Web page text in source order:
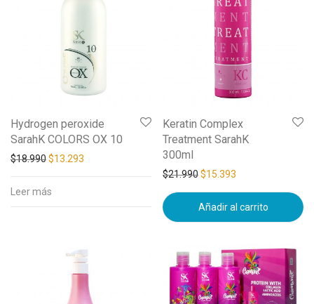
Hydrogen peroxide
SarahK COLORS OX 10
$18.990$13.293
Leer más
Keratin Complex
Treatment SarahK
300ml
$21.990$15.393
Añadir al carrito